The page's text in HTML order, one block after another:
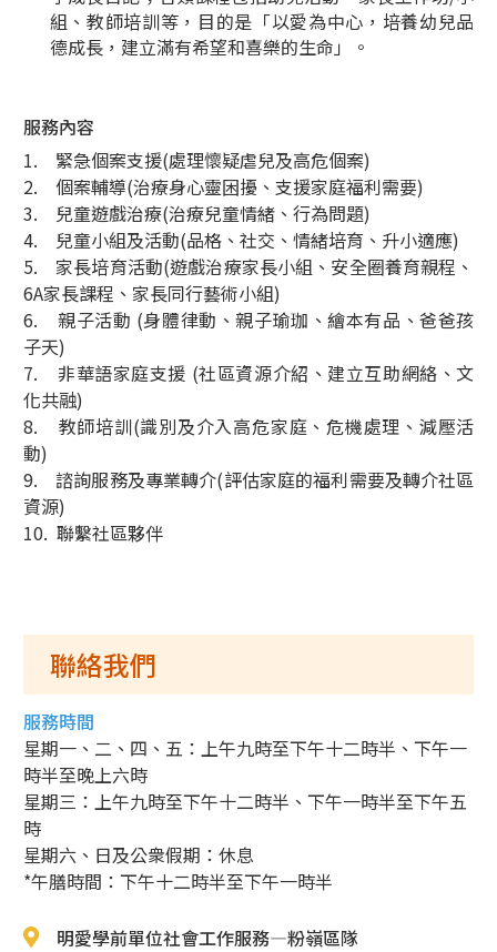
組、教師培訓等，目的是「以愛為中心，培養幼兒品
德成長，建立滿有希望和喜樂的生命」。
服務內容
1. 緊急個案支援(處理懷疑虐兒及高危個案)
2. 個案輔導(治療身心靈困擾、支援家庭福利需要)
3. 兒童遊戲治療(治療兒童情緒、行為問題)
4. 兒童小組及活動(品格、社交、情緒培育、升小適應)
5. 家長培育活動(遊戲治療家長小組、安全圈養育親程、
6A家長課程、家長同行藝術小組)
6. 親子活動 (身體律動、親子瑜珈、繪本有品、爸爸孩
子天)
7. 非華語家庭支援 (社區資源介紹、建立互助網絡、文
化共融)
8. 教師培訓(識別及介入高危家庭、危機處理、減壓活
動)
9. 諮詢服務及專業轉介(評估家庭的福利需要及轉介社區
資源)
10. 聯繫社區夥伴
聯絡我們
服務時間
星期一、二、四、五：上午九時至下午十二時半、下午一
時半至晚上六時
星期三：上午九時至下午十二時半、下午一時半至下午五
時
星期六、日及公衆假期：休息
*午膳時間：下午十二時半至下午一時半
明愛學前單位社會工作服務—粉嶺區隊